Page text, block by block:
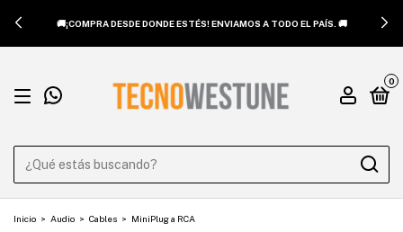
🚚¡COMPRA DESDE DONDE ESTÉS! ENVIAMOS A TODO EL PAÍS. 🚚
0
Inicio > Audio > Cables > MiniPlug a RCA